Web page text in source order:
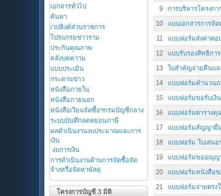
เอกสารทั่วไป
ค้นหา
เวปลิงค์ส่วนราชการ
โปรแกรมข่าวราม
ประกันคุณภาพ
คลังบทความ
แบบประเมิน
กระดานข่าว
หนังสือภายใน
หนังสือภายนอก
หนังสือเวียนจัดซื้อฯกรมบัญชีกลาง
ระบบบันทึกลดหย่อนภาษี
ผลดำเนินงานงบประมาณและการ
เงิน
งบการเงิน
การดำเนินงานด้านการจัดซื้อจัด
จ้างหรือจัดหาพัสดุ
โครงการบัญชี 3 มิติ
9
การบริหารโครงก
10
แบบเอกสารการจั
11
แบบฟอร์มส่งค่าตอ
12
แบบรับรองสิทธิกา
13
ใบสำคัญจ่ายคืนแล
14
แบบฟอร์มคำนวนภ
15
แบบฟอร์มขอรับเงิ
16
แบบฟอร์มตาราง
17
แบบฟอร์มสัญญายื
18
แบบฟอร์ม ใบเสนอ
19
แบบฟอร์มขออณุญา
20
แบบฟอร์มหนังสือ
21
แบบฟอร์มจ่ายตรง